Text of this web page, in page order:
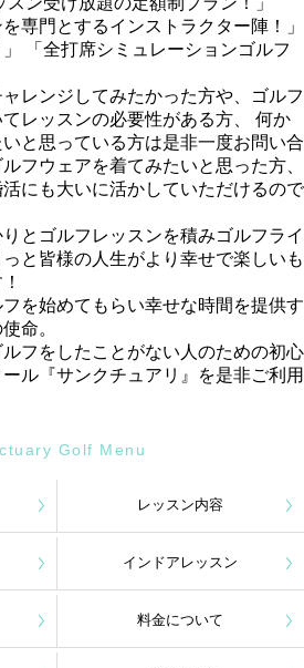
専門とするインストラクター陣！」
」 「全打席シミュレーションゴルフ
レンジしてみたかった方や、ゴルフ
レッスンの必要性がある方、 何か
と思っている方は是非一度お問い合
フウェアを着てみたいと思った方、
にも大いに活かしていただけるので
とゴルフレッスンを積みゴルフライ
と皆様の人生がより幸せで楽しいも
を始めてもらい幸せな時間を提供す
命。
フをしたことがない人のための初心
ル『サンクチュアリ』を是非ご利用
Golf Menu
レッスン内容
インドアレッスン
料金について